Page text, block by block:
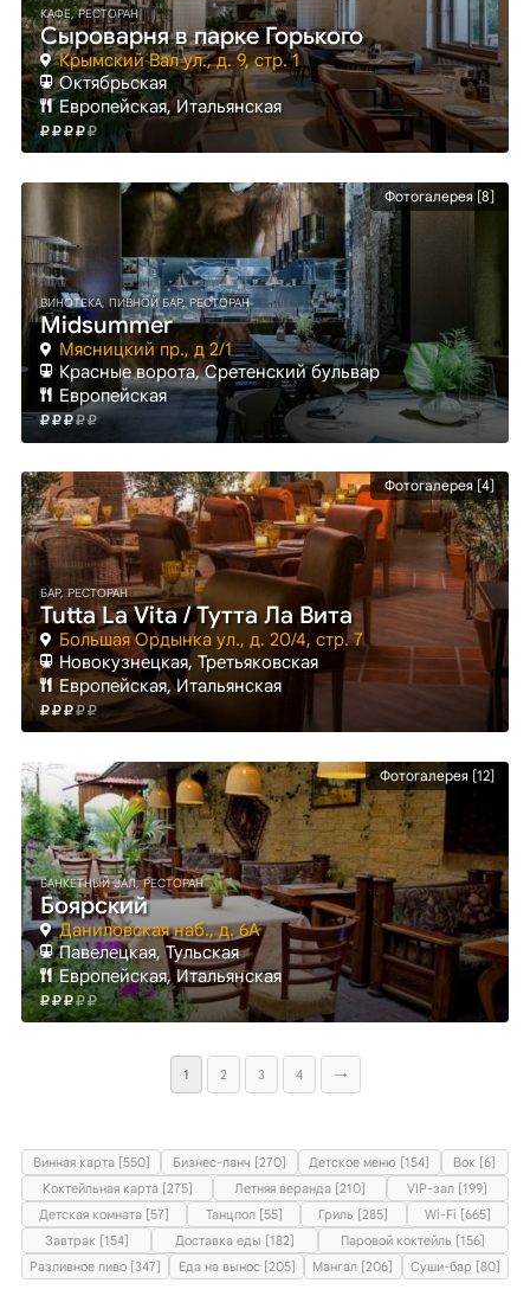
КАФЕ, РЕСТОРАН
Сыроварня в парке Горького
Крымский Вал ул., д. 9, стр. 1
Октябрьская
Европейская, Итальянская
Фотогалерея [8]
ВИНОТЕКА, ПИВНОЙ БАР, РЕСТОРАН
Midsummer
Мясницкий пр., д 2/1
Красные ворота, Сретенский бульвар
Европейская
Фотогалерея [4]
БАР, РЕСТОРАН
Tutta La Vita / Тутта Ла Вита
Большая Ордынка ул., д. 20/4, стр. 7
Новокузнецкая, Третьяковская
Европейская, Итальянская
Фотогалерея [12]
БАНКЕТНЫЙ ЗАЛ, РЕСТОРАН
Боярский
Даниловская наб., д. 6А
Павелецкая, Тульская
Европейская, Итальянская
1 2 3 4 →
Винная карта [550] Бизнес-ланч [270] Детское меню [154]
Вок [6]
Коктейльная карта [275]
Летняя веранда [210]
VIP-зал [199]
Детская комната [57]
Танцпол [55] Гриль [285]
Wi-Fi [665]
Завтрак [154]
Доставка еды [182]
Паровой коктейль [156]
Разливное пиво [347]
Еда на вынос [205] Мангал [206] Суши-бар [80]